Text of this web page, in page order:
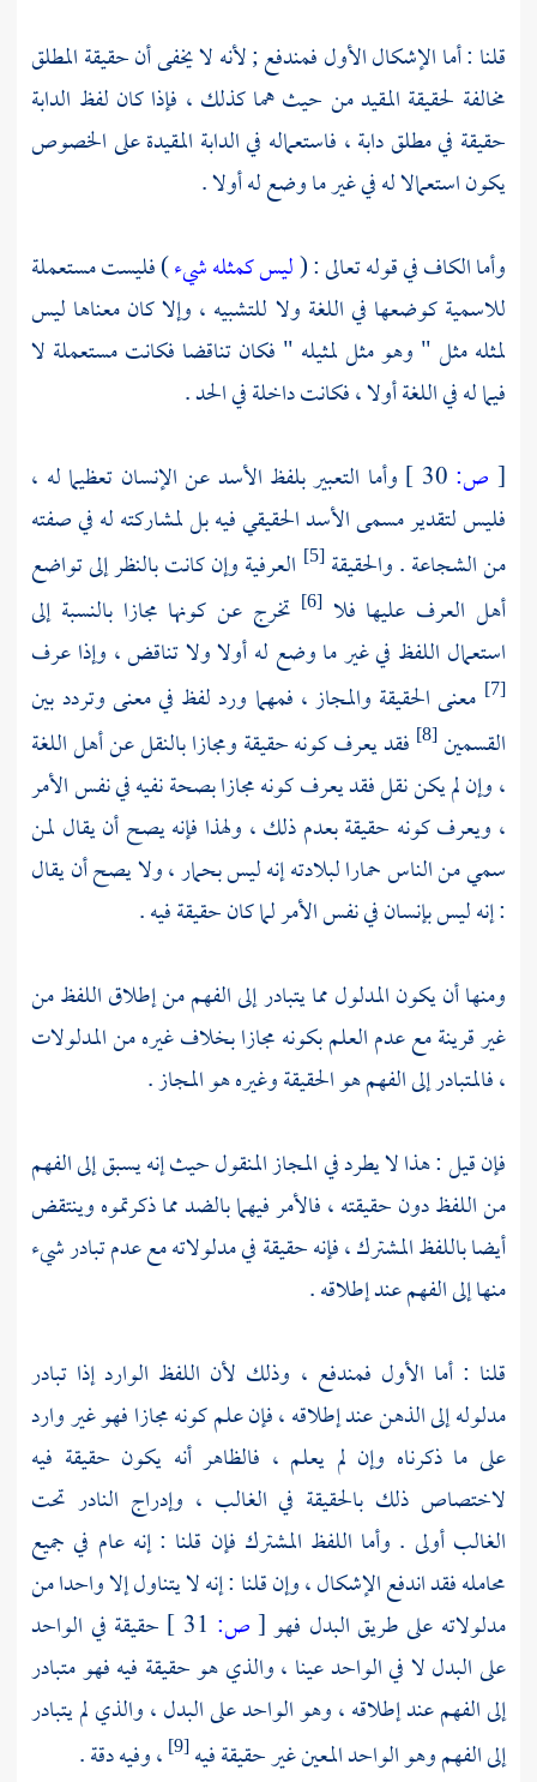
قلنا : أما الإشكال الأول فمندفع ; لأنه لا يخفى أن حقيقة المطلق
مخالفة لحقيقة المقيد من حيث هما كذلك ، فإذا كان لفظ الدابة
حقيقة في مطلق دابة ، فاستعماله في الدابة المقيدة على الخصوص
يكون استعمالا له في غير ما وضع له أولا .
وأما الكاف في قوله تعالى : (ليس كمثله شيء) فليست مستعملة
للاسمية كوضعها في اللغة ولا للتشبيه ، وإلا كان معناها ليس
لمثله مثل " وهو مثل لمثيله " فكان تناقضا فكانت مستعملة لا
فيما له في اللغة أولا ، فكانت داخلة في الحد .
[ ص:
وأما التعبير بلفظ الأسد عن الإنسان تعظيما له ،
فليس لتقدير مسمى الأسد الحقيقي فيه بل لمشاركته له في صفته
من الشجاعة . والحقيقة[5]
العرفية وإن كانت بالنظر إلى تواضع
أهل العرف عليها فلا [6]
تخرج عن كونها مجازا بالنسبة إلى
استعمال اللفظ في غير ما وضع له أولا ولا تناقض ، وإذا عرف
[7]
معنى الحقيقة والمجاز ، فمهما ورد لفظ في معنى وتردد بين
القسمين[8]
فقد يعرف كونه حقيقة ومجازا بالنقل عن أهل اللغة
، وإن لم يكن نقل فقد يعرف كونه مجازا بصحة نفيه في نفس الأمر
، ويعرف كونه حقيقة بعدم ذلك ، ولهذا فإنه يصح أن يقال لمن
سمي من الناس حمارا لبلادته إنه ليس بحمار ، ولا يصح أن يقال
: إنه ليس بإنسان في نفس الأمر لما كان حقيقة فيه .
ومنها أن يكون المدلول مما يتبادر إلى الفهم من إطلاق اللفظ من
غير قرينة مع عدم العلم بكونه مجازا بخلاف غيره من المدلولات
، فالمتبادر إلى الفهم هو الحقيقة وغيره هو المجاز .
فإن قيل : هذا لا يطرد في المجاز المنقول حيث إنه يسبق إلى الفهم
من اللفظ دون حقيقته ، فالأمر فيهما بالضد مما ذكرتموه وينتقض
أيضا باللفظ المشترك ، فإنه حقيقة في مدلولاته مع عدم تبادر شيء
منها إلى الفهم عند إطلاقه .
قلنا : أما الأول فمندفع ، وذلك لأن اللفظ الوارد إذا تبادر
مدلوله إلى الذهن عند إطلاقه ، فإن علم كونه مجازا فهو غير وارد
على ما ذكرناه وإن لم يعلم ، فالظاهر أنه يكون حقيقة فيه
لاختصاص ذلك بالحقيقة في الغالب ، وإدراج النادر تحت
الغالب أولى . وأما اللفظ المشترك فإن قلنا : إنه عام في جميع
محامله فقد اندفع الإشكال ، وإن قلنا : إنه لا يتناول إلا واحدا من
مدلولاته على طريق البدل فهو[ص:
حقيقة في الواحد
على البدل لا في الواحد عينا ، والذي هو حقيقة فيه فهو متبادر
إلى الفهم عند إطلاقه ، وهو الواحد على البدل ، والذي لم يتبادر
إلى الفهم وهو الواحد المعين غير حقيقة فيه[9]
، وفيه دقة .